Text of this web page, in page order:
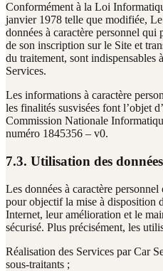
Conformément à la Loi
janvier 1978 telle que modifiée,
données à caractère personnel qui
de son inscription sur le Site et
du traitement, sont indispensables
Services.
Les informations à caractère
les finalités susvisées font l’objet
Commission Nationale
numéro 1845356 – v0.
7.3. Utilisation des
Les données à caractère
pour objectif la mise à disposition
Internet, leur amélioration et le
sécurisé. Plus précisément, les
Réalisation des Services par Car
sous-traitants ;